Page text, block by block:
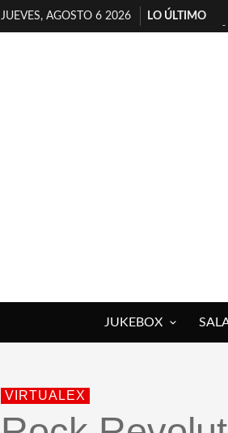
JUEVES, AGOSTO 6 2026
LO ÚLTIMO
JUKEBOX
VIRTUALEX